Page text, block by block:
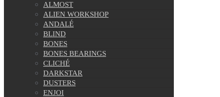
ALMOST
ALIEN WORKSHOP
ANDALÉ
BLIND
BONES
BONES BEARINGS
CLICHÉ
DARKSTAR
DUSTERS
ENJOI